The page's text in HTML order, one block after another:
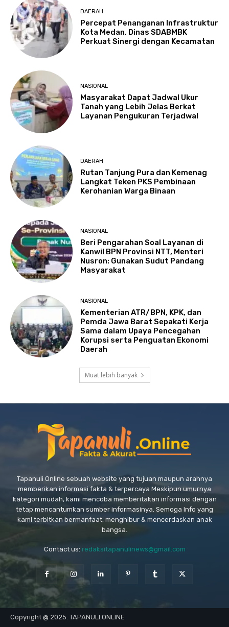
DAERAH
Percepat Penanganan Infrastruktur
Kota Medan, Dinas SDABMBK
Perkuat Sinergi dengan Kecamatan
NASIONAL
Masyarakat Dapat Jadwal Ukur
Tanah yang Lebih Jelas Berkat
Layanan Pengukuran Terjadwal
DAERAH
Rutan Tanjung Pura dan Kemenag
Langkat Teken PKS Pembinaan
Kerohanian Warga Binaan
NASIONAL
Beri Pengarahan Soal Layanan di
Kanwil BPN Provinsi NTT, Menteri
Nusron: Gunakan Sudut Pandang
Masyarakat
NASIONAL
Kementerian ATR/BPN, KPK, dan
Pemda Jawa Barat Sepakati Kerja
Sama dalam Upaya Pencegahan
Korupsi serta Penguatan Ekonomi
Daerah
Muat lebih banyak
Tapanuli Online sebuah website yang tujuan maupun arahnya
memberikan informasi fakta & terpercaya Meskipun umurnya
kategori mudah, kami mencoba memberitakan informasi dengan
tetap mencantumkan sumber informasinya. Semoga Info yang
kami terbitkan bermanfaat, menghibur & mencerdaskan anak
bangsa.
Contact us: redaksitapanulinews@gmail.com
Copyright @ 2025. TAPANULI.ONLINE